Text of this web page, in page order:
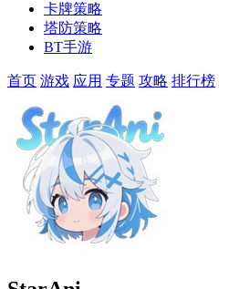
卡牌策略
塔防策略
BT手游
首页 游戏 应用 专题 攻略 排行榜